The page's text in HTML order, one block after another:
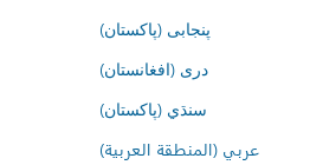
پنجابی (پاکستان)
درى (افغانستان)
سنڌي (پاکستان)
عربي (المنطقة العربية)